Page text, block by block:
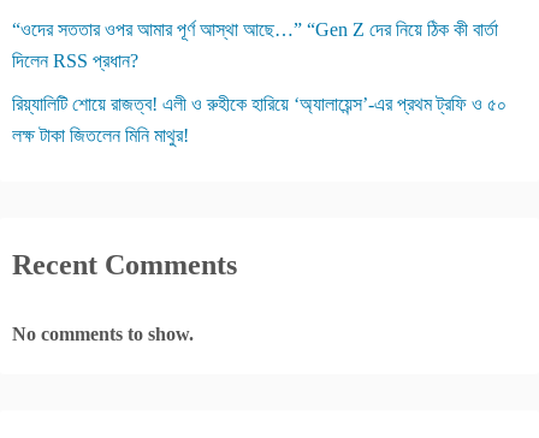
“ওদের সততার ওপর আমার পূর্ণ আস্থা আছে…” “Gen Z দের নিয়ে ঠিক কী বার্তা
দিলেন RSS প্রধান?
রিয়্যালিটি শোয়ে রাজত্ব! এলী ও রুহীকে হারিয়ে ‘অ্যালায়েন্স’-এর প্রথম ট্রফি ও ৫০
লক্ষ টাকা জিতলেন মিনি মাথুর!
Recent Comments
No comments to show.